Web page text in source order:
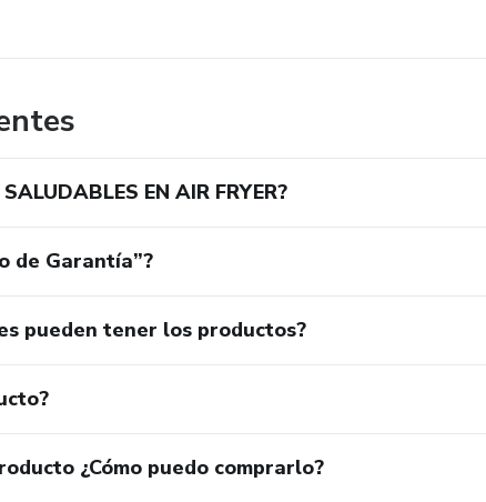
EN AIR FRYER?
de Garantía”?
pueden tener los productos?
¿Cómo puedo comprarlo?